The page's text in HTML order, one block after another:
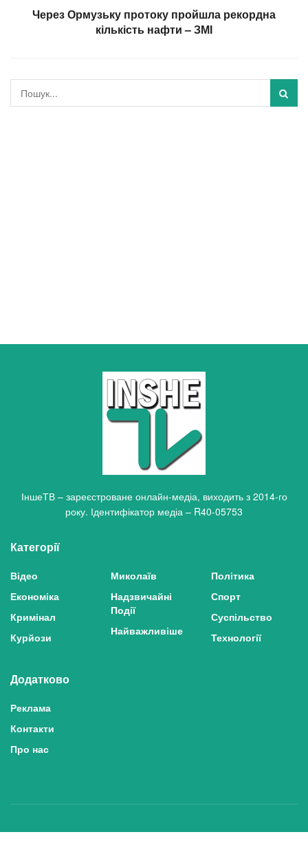
Через Ормузьку протоку пройшла рекордна
кількість нафти – ЗМІ
ІншеТВ – зареєстроване онлайн-медіа, виходить з 2014-го
року. Ідентифікатор медіа – R40-05753
Категорії
Відео
Економіка
Кримінал
Курйози
Миколаїв
Надзвичайні
Події
Найважливіше
Політика
Спорт
Суспільство
Технології
Додатково
Реклама
Контакти
Про нас
Політика конфіденційності та захисту персональних даних